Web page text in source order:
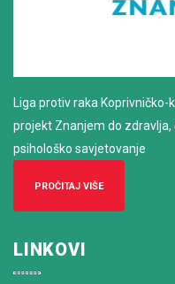
Liga protiv raka
projekt Znanjem do zdravlja,
psihološko savjetovanje
PROČITAJ VIŠE
LINKOVI